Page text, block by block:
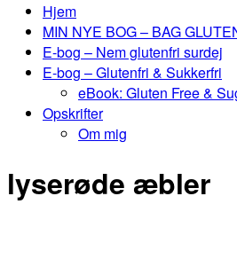
Hjem
MIN NYE BOG – BAG
E-bog – Nem glutenfri surdej
E-bog – Glutenfri & Sukkerfri
eBook: Gluten Free &
Opskrifter
Om mig
lyserøde æbler